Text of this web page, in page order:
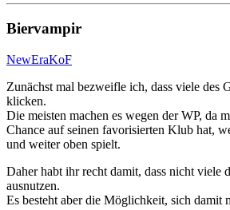
Biervampir
NewEraKoF
Zunächst mal bezweifle ich, dass viele des
klicken.
Die meisten machen es wegen der WP, da
Chance auf seinen favorisierten Klub hat,
und weiter oben spielt.
Daher habt ihr recht damit, dass nicht viele
ausnutzen.
Es besteht aber die Möglichkeit, sich damit